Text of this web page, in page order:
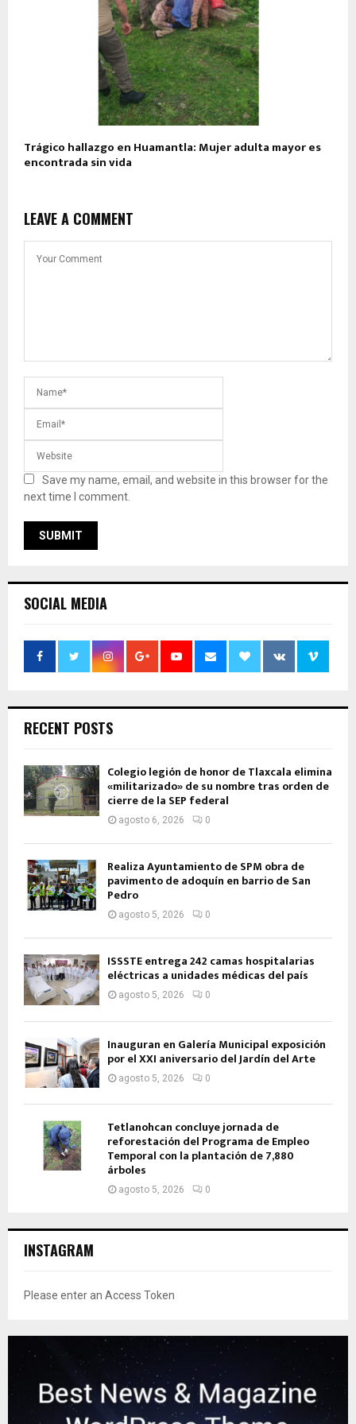
Trágico hallazgo en Huamantla: Mujer adulta mayor es
encontrada sin vida
LEAVE A COMMENT
Save my name, email, and website in this browser for the
next time I comment.
SOCIAL MEDIA
RECENT POSTS
Colegio legión de honor de Tlaxcala elimina
«militarizado» de su nombre tras orden de
cierre de la SEP federal
agosto 6, 2026 0
Realiza Ayuntamiento de SPM obra de
pavimento de adoquín en barrio de San
Pedro
agosto 5, 2026 0
ISSSTE entrega 242 camas hospitalarias
eléctricas a unidades médicas del país
agosto 5, 2026 0
Inauguran en Galería Municipal exposición
por el XXI aniversario del Jardín del Arte
agosto 5, 2026 0
Tetlanohcan concluye jornada de
reforestación del Programa de Empleo
Temporal con la plantación de 7,880
árboles
agosto 5, 2026 0
INSTAGRAM
Please enter an Access Token